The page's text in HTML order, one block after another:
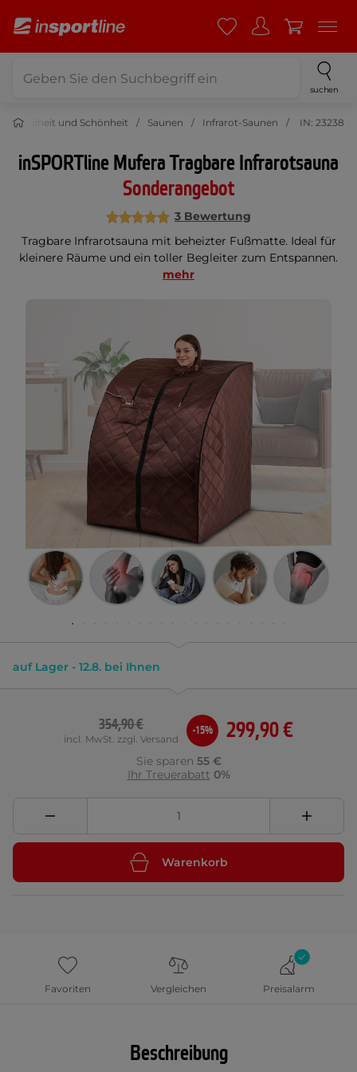
suchen
Gesundheit und Schönheit Saunen Infrarot-Saunen IN: 23238
inSPORTline Mufera Tragbare Infrarotsauna
Sonderangebot
3 Bewertung
Tragbare Infrarotsauna mit beheizter Fußmatte. Ideal für
kleinere Räume und ein toller Begleiter zum Entspannen.
mehr
auf Lager - 12.8. bei Ihnen
299,90 €
354,90 €
incl. MwSt. zzgl. Versand
-15%
Sie sparen 55 €
Ihr Treuerabatt 0%
Warenkorb
Favoriten Vergleichen Preisalarm
Beschreibung